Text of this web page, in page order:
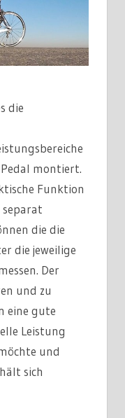
die
montiert.
Funktion
separat
die die
die jeweilige
Der
und zu
eine gute
Leistung
und
sich